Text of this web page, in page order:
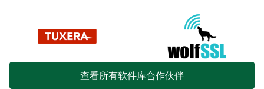
查看所有软件库合作伙伴